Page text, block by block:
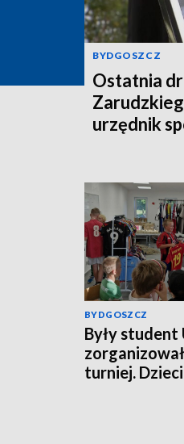
BYDGOSZCZ
Ostatnia
urzędnik
BYDGOSZCZ
Były student
turniej.